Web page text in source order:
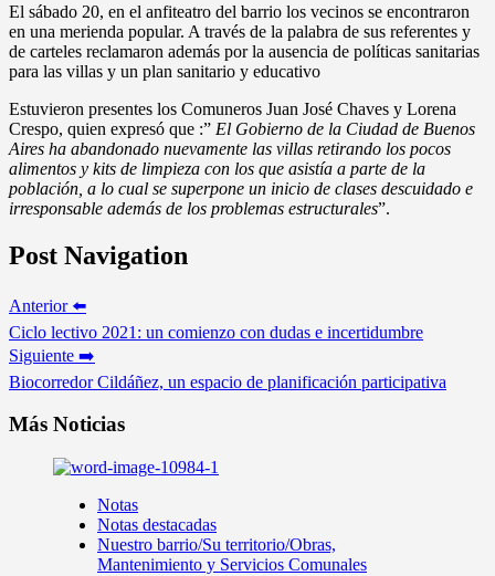
El sábado 20, en el anfiteatro del barrio los vecinos se encontraron
en una merienda popular. A través de la palabra de sus referentes y
de carteles reclamaron además por la ausencia de políticas sanitarias
para las villas y un plan sanitario y educativo
Estuvieron presentes los Comuneros Juan José Chaves y Lorena
Crespo, quien expresó que :” El Gobierno de la Ciudad de Buenos
Aires ha abandonado nuevamente las villas retirando los pocos
alimentos y kits de limpieza con los que asistía a parte de la
población, a lo cual se superpone un inicio de clases descuidado e
irresponsable además de los problemas estructurales”.
Post Navigation
Anterior ⬅️
Ciclo lectivo 2021: un comienzo con dudas e incertidumbre
Siguiente ➡️
Biocorredor Cildáñez, un espacio de planificación participativa
Más Noticias
Notas
Notas destacadas
Nuestro barrio/Su territorio/Obras,
Mantenimiento y Servicios Comunales